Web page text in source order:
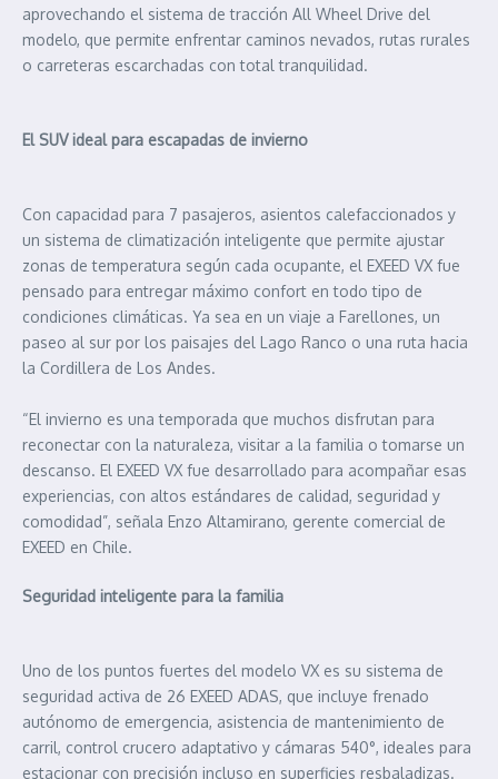
aprovechando el sistema de tracción All Wheel Drive del
modelo, que permite enfrentar caminos nevados, rutas rurales
o carreteras escarchadas con total tranquilidad.
El SUV ideal para escapadas de invierno
Con capacidad para 7 pasajeros, asientos calefaccionados y
un sistema de climatización inteligente que permite ajustar
zonas de temperatura según cada ocupante, el EXEED VX fue
pensado para entregar máximo confort en todo tipo de
condiciones climáticas. Ya sea en un viaje a Farellones, un
paseo al sur por los paisajes del Lago Ranco o una ruta hacia
la Cordillera de Los Andes.
“El invierno es una temporada que muchos disfrutan para
reconectar con la naturaleza, visitar a la familia o tomarse un
descanso. El EXEED VX fue desarrollado para acompañar esas
experiencias, con altos estándares de calidad, seguridad y
comodidad”, señala Enzo Altamirano, gerente comercial de
EXEED en Chile.
Seguridad inteligente para la familia
Uno de los puntos fuertes del modelo VX es su sistema de
seguridad activa de 26 EXEED ADAS, que incluye frenado
autónomo de emergencia, asistencia de mantenimiento de
carril, control crucero adaptativo y cámaras 540°, ideales para
estacionar con precisión incluso en superficies resbaladizas.